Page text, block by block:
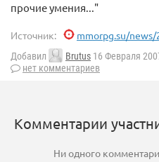
прочие умения..."
Источник: mmorpg.su/
Добавил Brutus 16 Февраля
нет комментариев
Комментарии
Ни одного